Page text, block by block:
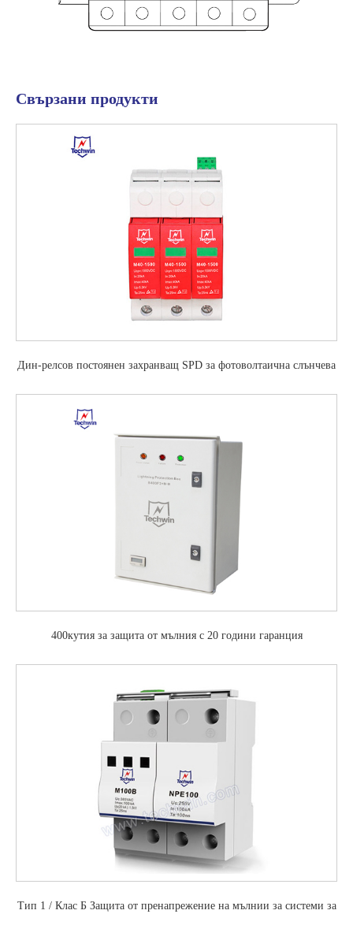
Свързани продукти
Дин-релсов постоянен захранващ SPD за фотоволтаична слънчева
400кутия за защита от мълния с 20 години гаранция
Тип 1 / Клас Б Защита от пренапрежение на мълнии за системи за